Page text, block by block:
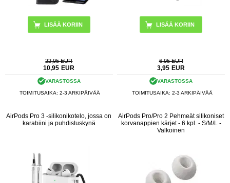
LISÄÄ KORIIN
22,95 EUR
10,95 EUR
VARASTOSSA
TOIMITUSAIKA: 2-3 ARKIPÄIVÄÄ
LISÄÄ KORIIN
6,95 EUR
3,95 EUR
VARASTOSSA
TOIMITUSAIKA: 2-3 ARKIPÄIVÄÄ
AirPods Pro 3 -silikonikotelo, jossa on
karabiini ja puhdistuskynä
AirPods Pro/Pro 2 Pehmeät silikoniset
korvanappien kärjet - 6 kpl. - S/M/L -
Valkoinen